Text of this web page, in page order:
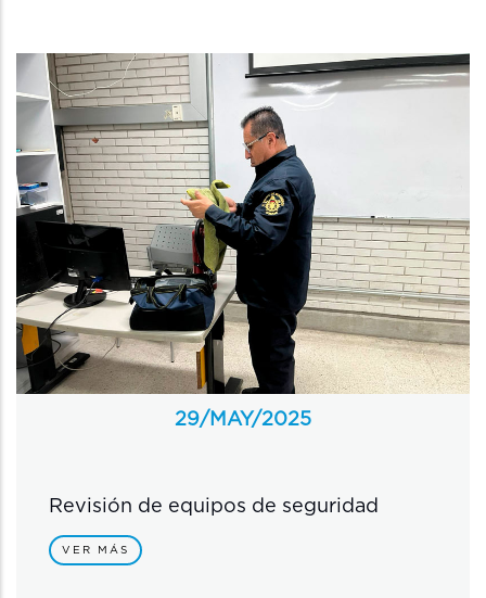
29/MAY/2025
Revisión de equipos de seguridad
VER MÁS